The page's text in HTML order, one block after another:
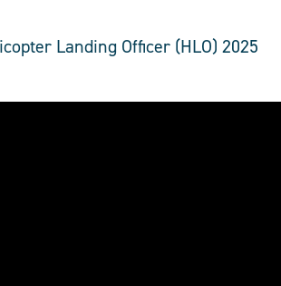
Landing Officer (HLO) 2025